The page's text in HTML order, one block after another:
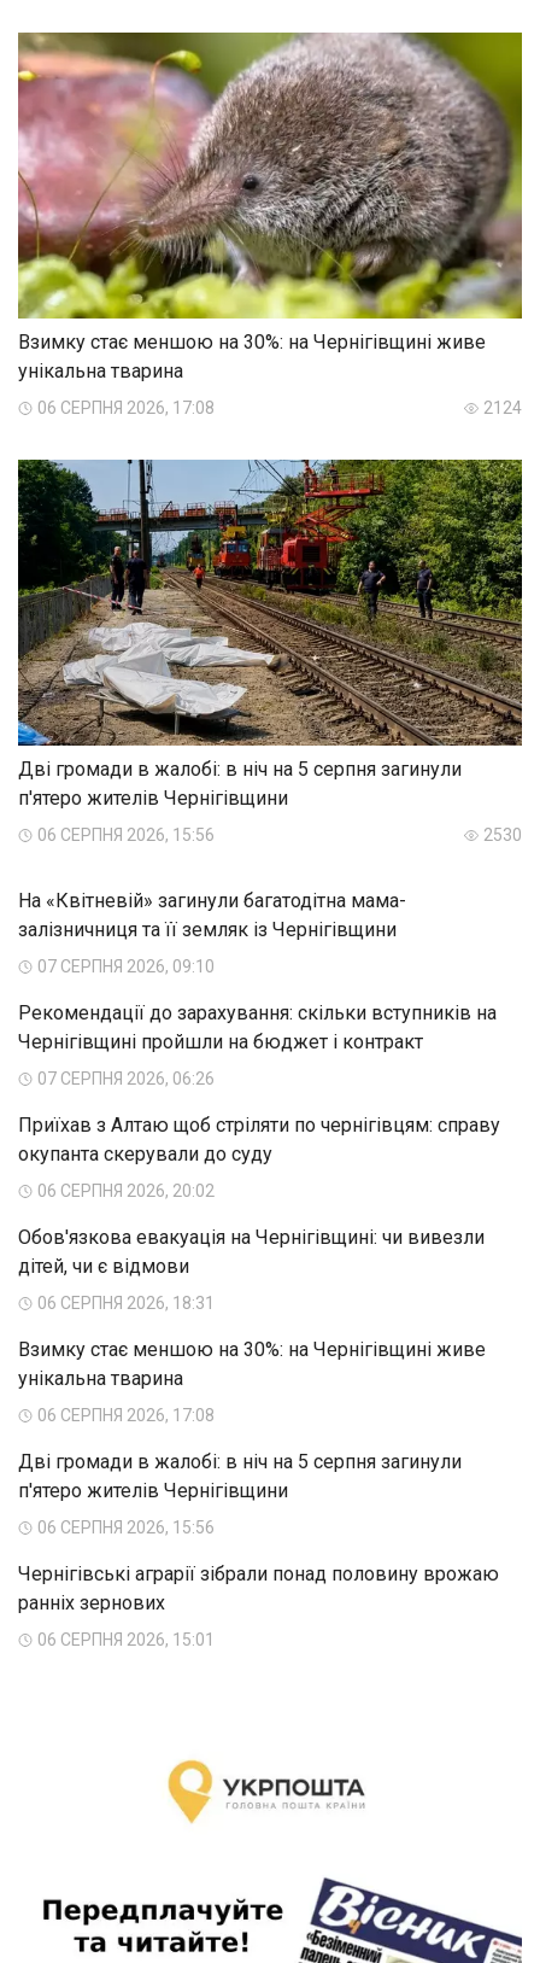
Взимку стає меншою на 30%: на Чернігівщині живе
унікальна тварина
06 СЕРПНЯ 2026, 17:08 2124
Дві громади в жалобі: в ніч на 5 серпня загинули
п'ятеро жителів Чернігівщини
06 СЕРПНЯ 2026, 15:56 2530
На «Квітневій» загинули багатодітна мама-
залізничниця та її земляк із Чернігівщини
07 СЕРПНЯ 2026, 09:10
Рекомендації до зарахування: скільки вступників на
Чернігівщині пройшли на бюджет і контракт
07 СЕРПНЯ 2026, 06:26
Приїхав з Алтаю щоб стріляти по чернігівцям: справу
окупанта скерували до суду
06 СЕРПНЯ 2026, 20:02
Обов'язкова евакуація на Чернігівщині: чи вивезли
дітей, чи є відмови
06 СЕРПНЯ 2026, 18:31
Взимку стає меншою на 30%: на Чернігівщині живе
унікальна тварина
06 СЕРПНЯ 2026, 17:08
Дві громади в жалобі: в ніч на 5 серпня загинули
п'ятеро жителів Чернігівщини
06 СЕРПНЯ 2026, 15:56
Чернігівські аграрії зібрали понад половину врожаю
ранніх зернових
06 СЕРПНЯ 2026, 15:01